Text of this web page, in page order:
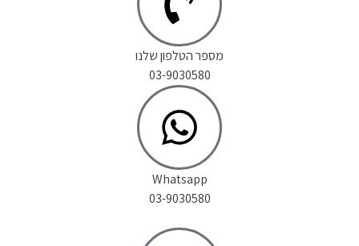
מספר הטלפון שלנו
03-9030580
Whatsapp
03-9030580